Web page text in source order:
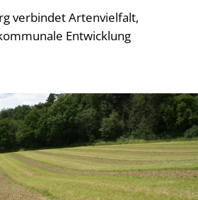
verbindet Artenvielfalt,
Entwicklung